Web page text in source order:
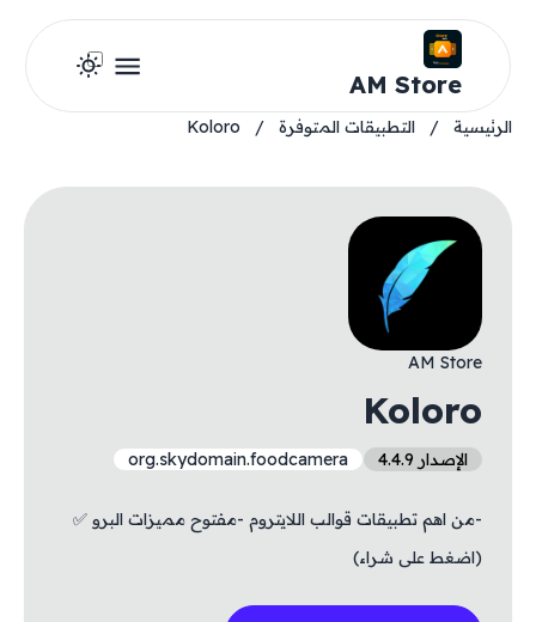
AM Store
الرئيسية / التطبيقات المتوفرة /
Koloro
AM Store
Koloro
الإصدار 4.4.9 org.skydomain.foodcamera
-من اهم تطبيقات قوالب اللايتروم -مفتوح مميزات البرو ✅
(اضغط على شراء)